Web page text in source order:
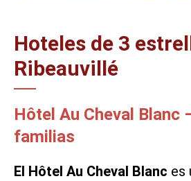
Hoteles de 3
Ribeauvillé
Hôtel Au Cheval Blanc
familias
El Hôtel Au Cheval Blanc es